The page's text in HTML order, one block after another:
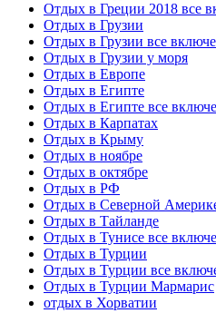
Отдых в Греции 2018 все
Отдых в Грузии
Отдых в Грузии все
Отдых в Грузии у моря
Отдых в Европе
Отдых в Египте
Отдых в Египте все
Отдых в Карпатах
Отдых в Крыму
Отдых в ноябре
Отдых в октябре
Отдых в РФ
Отдых в Северной
Отдых в Тайланде
Отдых в Тунисе все
Отдых в Турции
Отдых в Турции все
Отдых в Турции Мармарис
отдых в Хорватии